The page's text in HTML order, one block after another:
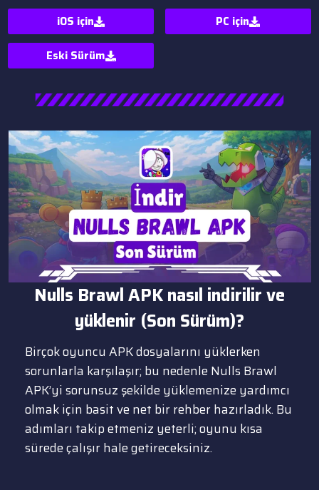
iOS için PC için
Eski Sürüm
Nulls Brawl APK nasıl indirilir ve
yüklenir (Son Sürüm)?
Birçok oyuncu APK dosyalarını yüklerken
sorunlarla karşılaşır; bu nedenle Nulls Brawl
APK’yi sorunsuz şekilde yüklemenize yardımcı
olmak için basit ve net bir rehber hazırladık. Bu
adımları takip etmeniz yeterli; oyunu kısa
sürede çalışır hale getireceksiniz.